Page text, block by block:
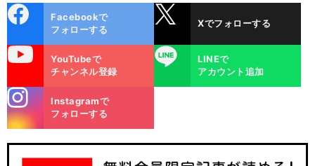
ok
Facebookで
フォローする
Xでフォローする
YouTubeで
チャンネル登録
LINE
LINEで
アカウント追加
m
Instagramで
フォローする